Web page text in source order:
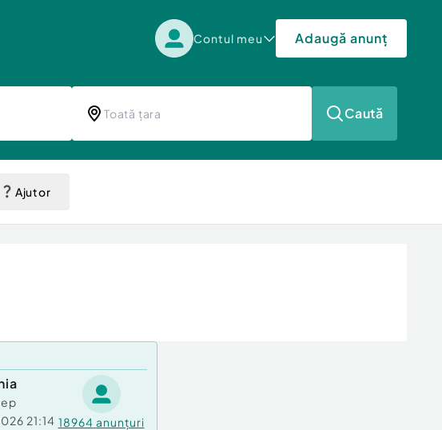
Contul meu Adaugă anunț
Caută
Ajutor
21:14 18964 anunțuri